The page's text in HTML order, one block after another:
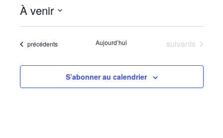
À venir
Sélectionnez
date.
Évènements
précédents Aujourd’hui Évènements
suivants
S’abonner au calendrier